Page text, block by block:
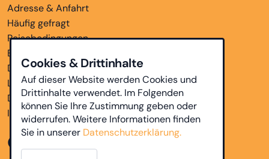
Adresse & Anfahrt
Häufig gefragt
Reisebedingungen
Bankverbindungen
Downloads
Links
Datenschutz
Impressum
Cookies & Drittinhalte
Auf dieser Website werden Cookies und
Drittinhalte verwendet. Im Folgenden
können Sie Ihre Zustimmung geben oder
widerrufen. Weitere Informationen finden
Sie in unserer Datenschutzerklärung.